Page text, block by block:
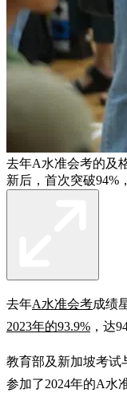
去年A水准会考的及
新后，首次突破94%
去年A水准会考成绩
2023年的93.9% ，达
教育部及新加坡考试
参加了2024年的A水